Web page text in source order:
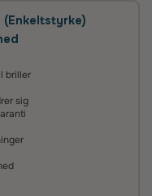
(Enkeltstyrke)
briller
sig
brilleglas – især hvis
med glidende
og stel. Det
til vores høje
dem helt uden